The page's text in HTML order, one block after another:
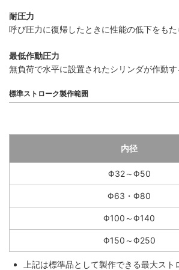
耐圧力
呼び圧力に復帰したときに性能の低下をも
最低作動圧力
無負荷で水平に設置されたシリンダが作動す
標準ストローク製作範囲
内径
Φ32～Φ50
Φ63・Φ80
Φ100～Φ140
Φ150～Φ250
上記は標準品として製作できる最大スト